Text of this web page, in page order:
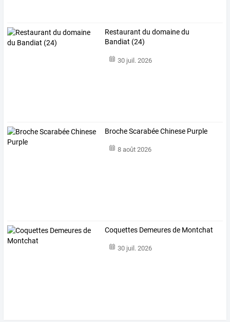
Restaurant du domaine du
Bandiat (24)
30 juil. 2026
Broche Scarabée Chinese Purple
8 août 2026
Coquettes Demeures de Montchat
30 juil. 2026